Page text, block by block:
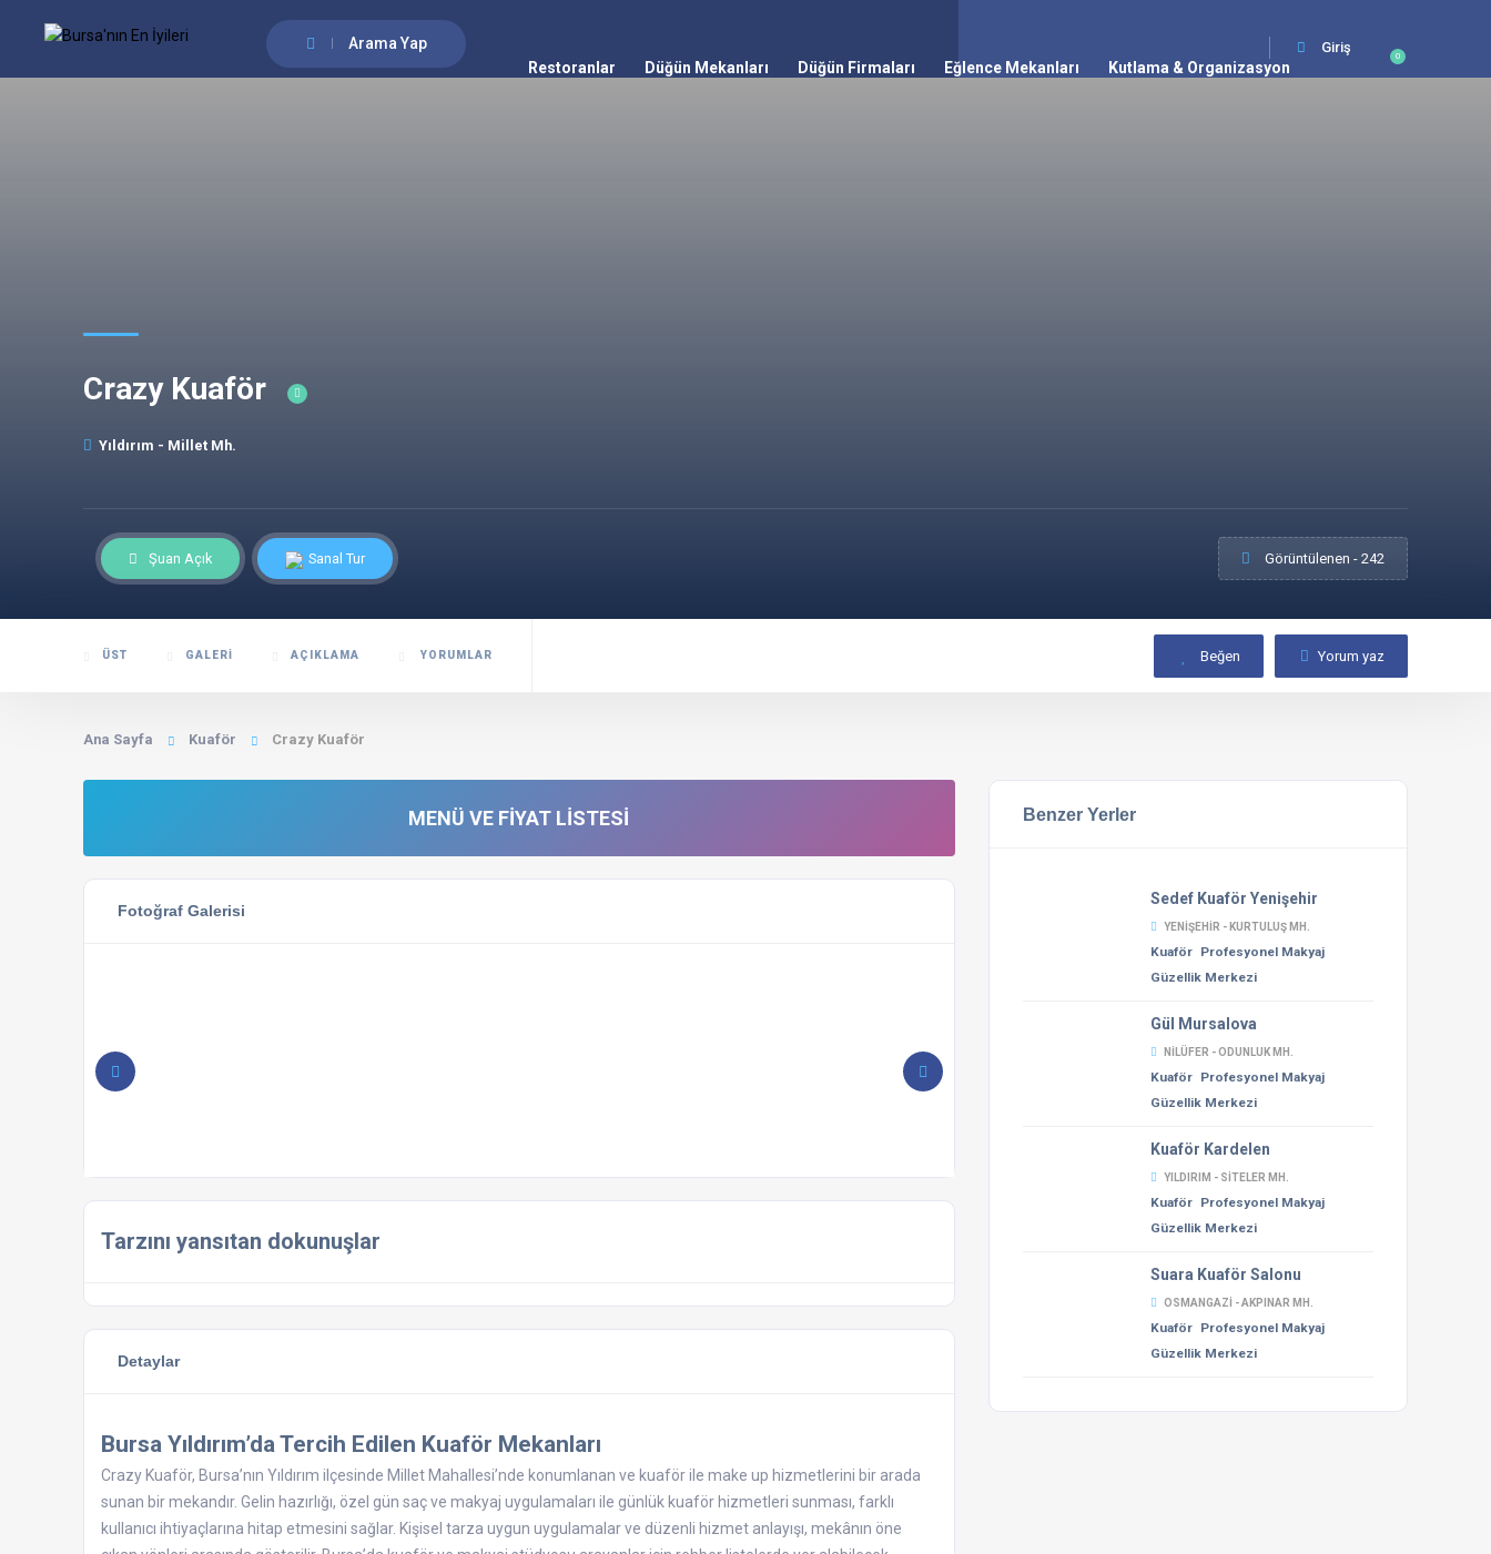
Arama Yap
0
Giriş
Restoranlar Düğün Mekanları Düğün Firmaları Eğlence Mekanları Kutlama & Organizasyon
Crazy Kuaför
Yıldırım - Millet Mh.
Şuan Açık Sanal Tur Görüntülenen - 242
ÜST GALERI AÇIKLAMA YORUMLAR Beğen Yorum yaz
Ana Sayfa Kuaför Crazy Kuaför
MENÜ VE FIYAT LISTESI
Fotoğraf Galerisi
Tarzını yansıtan dokunuşlar
Detaylar
Bursa Yıldırım’da Tercih Edilen Kuaför Mekanları
Crazy Kuaför, Bursa’nın Yıldırım ilçesinde Millet Mahallesi’nde konumlanan ve kuaför ile make up hizmetlerini bir arada
sunan bir mekandır. Gelin hazırlığı, özel gün saç ve makyaj uygulamaları ile günlük kuaför hizmetleri sunması, farklı
kullanıcı ihtiyaçlarına hitap etmesini sağlar. Kişisel tarza uygun uygulamalar ve düzenli hizmet anlayışı, mekânın öne
Benzer Yerler
Sedef Kuaför Yenişehir
YENIŞEHIR - KURTULUŞ MH.
Kuaför Profesyonel Makyaj
Güzellik Merkezi
Gül Mursalova
NILÜFER - ODUNLUK MH.
Kuaför Profesyonel Makyaj
Güzellik Merkezi
Kuaför Kardelen
YILDIRIM - SITELER MH.
Kuaför Profesyonel Makyaj
Güzellik Merkezi
Suara Kuaför Salonu
OSMANGAZI - AKPINAR MH.
Kuaför Profesyonel Makyaj
Güzellik Merkezi